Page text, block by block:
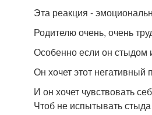
Эта реакция -
Родителю очень, очень
Особенно если он стыдом
Он хочет этот негативный
И он хочет чувствовать
Чтоб не испытывать